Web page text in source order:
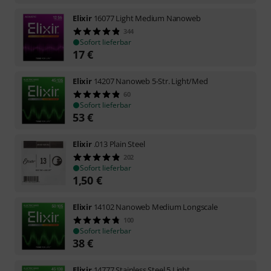
Elixir 16077 Light Medium Nanoweb
344
Sofort lieferbar
17€
Elixir 14207 Nanoweb 5-Str. Light/Med
60
Sofort lieferbar
53€
Elixir .013 Plain Steel
202
Sofort lieferbar
1,50 €
Elixir 14102 Nanoweb Medium Longscale
100
Sofort lieferbar
38€